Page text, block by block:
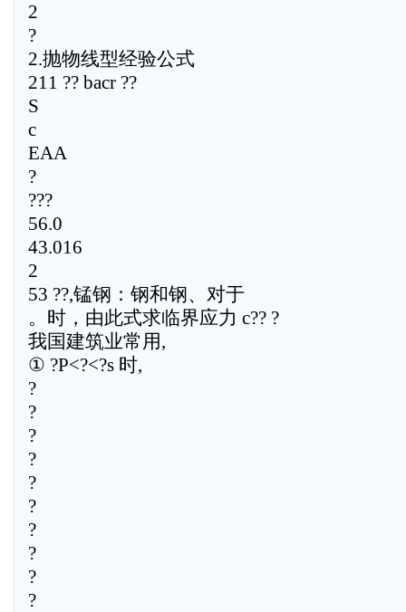
2
?
2.抛物线型经验公式
211 ?? bacr ??
S
c
EAA
?
???
56.0
43.016
2
53 ??,锰钢：钢和钢、对于
。时，由此式求临界应力 c?? ?
我国建筑业常用,
① ?P<?<?s 时,
?
?
?
?
?
?
?
?
?
?